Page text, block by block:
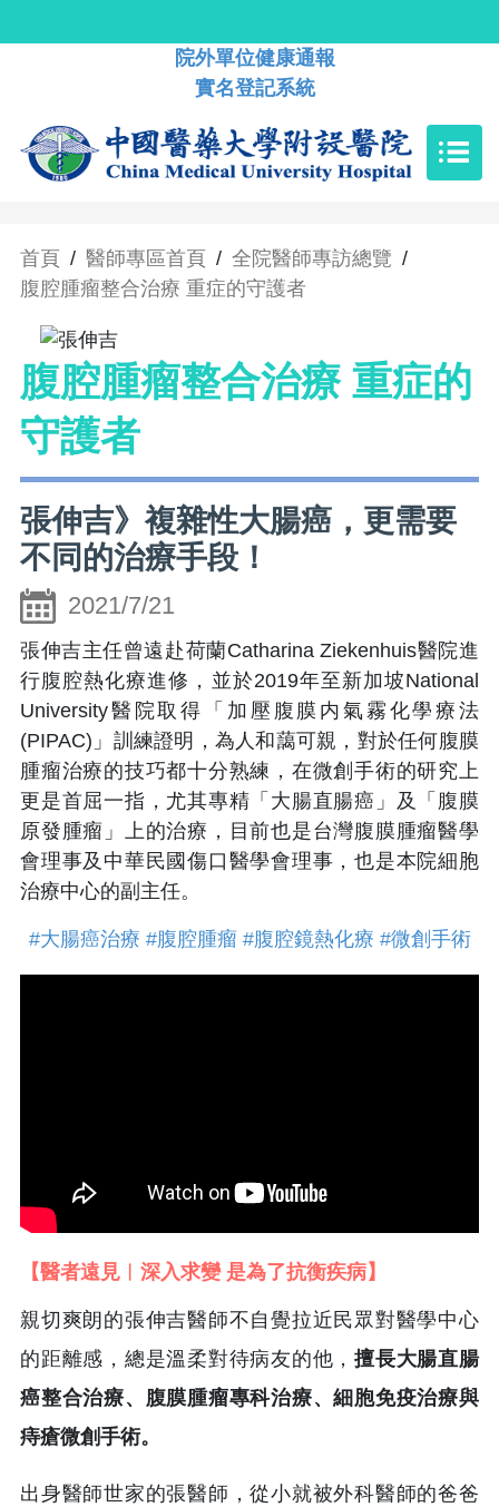
院外單位健康通報
實名登記系統
首頁 / 醫師專區首頁 / 全院醫師專訪總覽 /
腹腔腫瘤整合治療 重症的守護者
腹腔腫瘤整合治療 重症的
守護者
張伸吉》複雜性大腸癌，更需要
不同的治療手段！
2021/7/21
張伸吉主任曾遠赴荷蘭Catharina Ziekenhuis醫院進
行腹腔熱化療進修，並於2019年至新加坡National
University醫院取得「加壓腹膜内氣霧化學療法
(PIPAC)」訓練證明，為人和藹可親，對於任何腹膜
腫瘤治療的技巧都十分熟練，在微創手術的研究上
更是首屈一指，尤其專精「大腸直腸癌」及「腹膜
原發腫瘤」上的治療，目前也是台灣腹膜腫瘤醫學
會理事及中華民國傷口醫學會理事，也是本院細胞
治療中心的副主任。
#大腸癌治療 #腹腔腫瘤 #腹腔鏡熱化療 #微創手術
【醫者遠見︱深入求變 是為了抗衡疾病】
親切爽朗的張伸吉醫師不自覺拉近民眾對醫學中心
的距離感，總是溫柔對待病友的他，擅長大腸直腸
癌整合治療、腹膜腫瘤專科治療、細胞免疫治療與
痔瘡微創手術。
出身醫師世家的張醫師，從小就被外科醫師的爸爸